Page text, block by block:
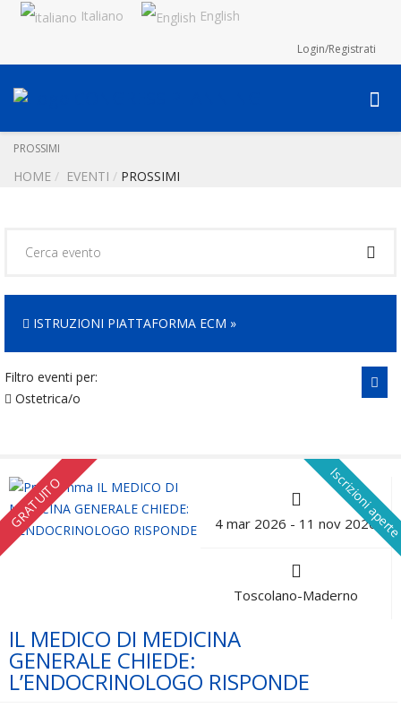
Italiano English
Login/Registrati
PROSSIMI
HOME EVENTI PROSSIMI
ISTRUZIONI PIATTAFORMA ECM »
Filtro eventi per:
Ostetrica/o
Iscrizioni
GRATUITO 4 mar 2026 - 11 nov 2026
Toscolano-Maderno
IL MEDICO DI MEDICINA
GENERALE CHIEDE:
L’ENDOCRINOLOGO RISPONDE